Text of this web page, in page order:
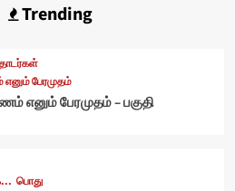
Trending
எனும் பேரமுதம்
எனும் பேரமுதம் – பகுதி
பொது